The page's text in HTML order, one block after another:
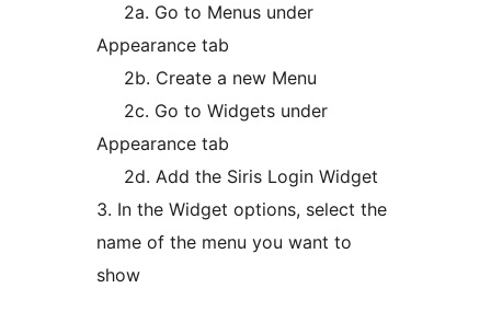
2a. Go to Menus under
Appearance tab
2b. Create a new Menu
2c. Go to Widgets under
Appearance tab
2d. Add the Siris Login Widget
3. In the Widget options, select the
name of the menu you want to
show